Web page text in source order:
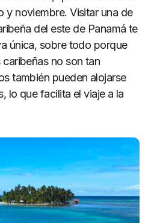
y noviembre. Visitar una de
del este de Panamá te
única, sobre todo porque
no son tan
también pueden alojarse
lo que facilita el viaje a la